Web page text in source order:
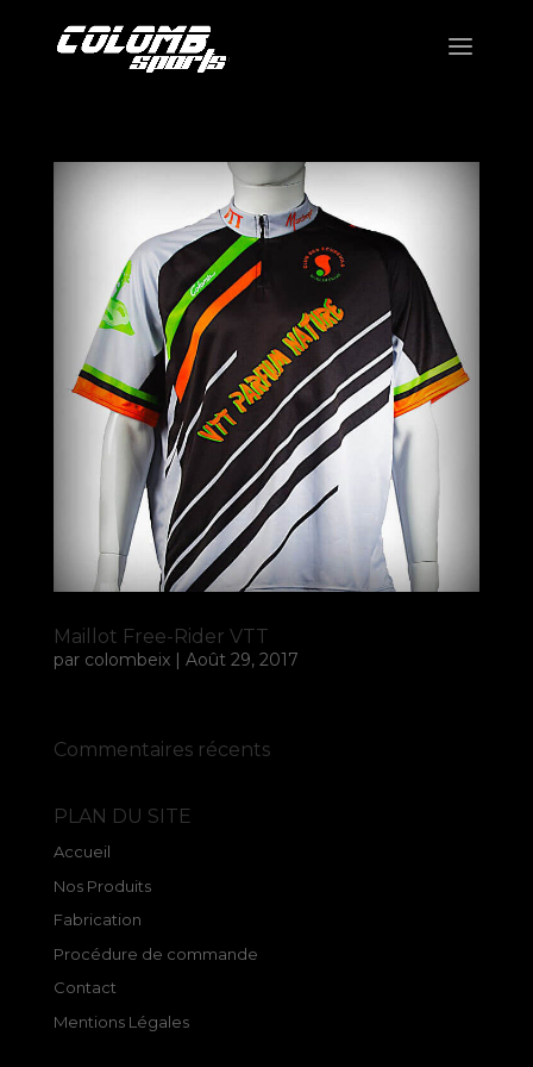
Maillot Free-Rider VTT
par colombeix| Août 29, 2017
Commentaires récents
PLAN DU SITE
Accueil
Nos Produits
Fabrication
Procédure de commande
Contact
Mentions Légales